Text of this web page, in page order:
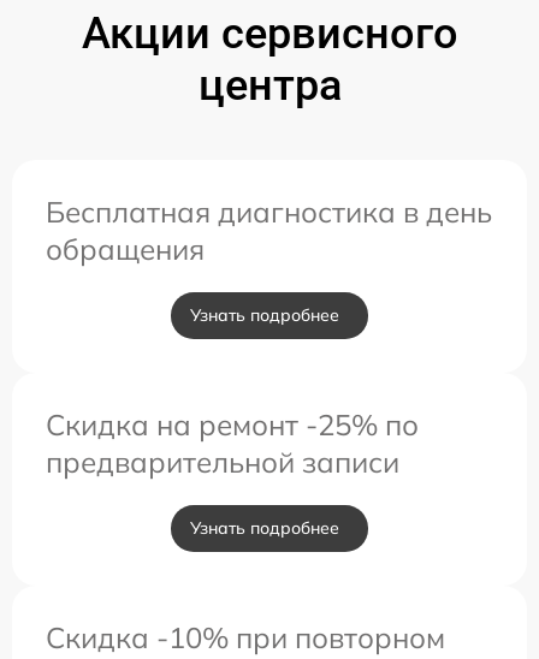
Акции сервисного
центра
Бесплатная диагностика в день
обращения
Узнать подробнее
Скидка на ремонт -25% по
предварительной записи
Узнать подробнее
Скидка -10% при повторном